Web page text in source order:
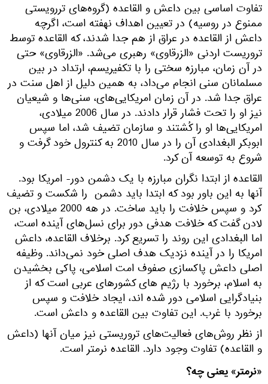
تفاوت اساسی بین داعش و القاعده (گروه‌های تررویستی
ممنوع در روسیه) در تعیین اهداف نهفته است، اگرچه
داعش از القاعده در عراق از هم جدا شدند، که القاعده توسط
تروریست‌ اردنی «الزرقاوی» رهبری می‌شد. «الزرقاوی» حتی
در آن زمان، مبارزه سختی را با تکفیریسم، ارتداد در بین
مسلمانان سنی انجام می‌داد، به همین دلیل از اهل سنت در
عراق جدا شد. در آن زمان امریکایی‌های، سنی‌ها و شیعیان
نیز او را تحت فشار قرار دادند. در سال 2006 میلادی،
امریکایی‌ها او را کُشتند و سازمان تضیف شد، اما سپس
ابوبکر البغدادی آن را در سال 2010 به کنترول خود گرفت و
شروع به توسعه آن کرد.
القاعده از ابتدا نگران مبارزه با یک دشمن دور- امریکا بود.
آنها به این باور بود که ابتدا باید دشمن را شکست و تضیف
کرد و سپس خلافت را باید ساخت. در هه 2000 میلادی، بن
لادن گفت که خلافت هدفی دور برای نسل‌های آینده است،
اما البغدادی این روند را تسریع کرد. برخلاف القاعده، داعش
امریکا را در آینده نزدیک هدف اصلی خود نمی‌داند. وظیفه
اصلی داعش پاکسازی صفوف امت اسلامی، پاکی بخشیدن
به اسلام، برخورد با رژیم های کشورهای عربی است که از
بنیادگرایی اسلامی دور شده اند، ایجاد خلافت و سپس
برخورد با غرب. این تفاوت بین القاعده و داعش است.
از نظر روش‌های فعالیت‌های تروریستی نیز میان آنها (داعش
و القاعده) تفاوت وجود دارد. القاعده نرمتر است.
«نرمتر» یعنی چه؟